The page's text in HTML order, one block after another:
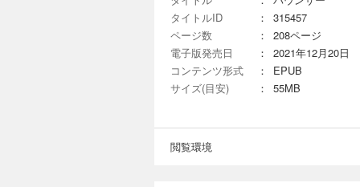
タイトルID
：
315457
ページ数
：
208ページ
電子版発売日
：
2021年12月20日
コンテンツ形式
：
EPUB
サイズ(目安)
： 55MB
閲覧環境